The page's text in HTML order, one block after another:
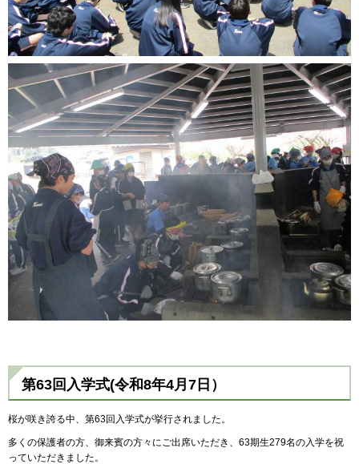
第63回 入学式(令和8年4月7日）
桜が咲き誇る中、第63回入学式が挙行されました。
多くの保護者の方、御来賓の方々にご出席いただき、63期生279名の入学を祝
っていただきました。